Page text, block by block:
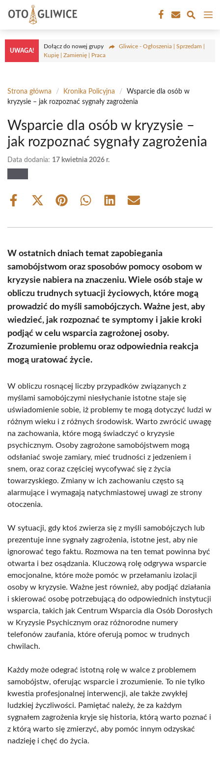
treści
UWAGA!
Dołącz do nowej grupy
Gliwice - Ogłoszenia | Sprzedam |
Kupię | Zamienię | Praca
Strona główna / Kronika Policyjna /
Wsparcie dla osób w
kryzysie – jak rozpoznać sygnały zagrożenia
Wsparcie dla osób w kryzysie –
jak rozpoznać sygnały zagrożenia
Data dodania: 17 kwietnia 2026 r.
Share
Share
(Twitter)
Share Share Share Share
W ostatnich dniach temat zapobiegania
samobójstwom oraz sposobów pomocy osobom w
kryzysie nabiera na znaczeniu. Wiele osób staje w
obliczu trudnych sytuacji życiowych, które mogą
prowadzić do myśli samobójczych. Ważne jest, aby
wiedzieć, jak rozpoznać te symptomy i jakie kroki
podjąć w celu wsparcia zagrożonej osoby.
Zrozumienie problemu oraz odpowiednia reakcja
mogą uratować życie.
W obliczu rosnącej liczby przypadków związanych z
myślami samobójczymi niesłychanie istotne staje się
uświadomienie sobie, iż problemy te mogą dotyczyć ludzi w
różnym wieku i z różnych środowisk. Warto zwrócić uwagę
na zachowania, które mogą świadczyć o kryzysie
psychicznym. Osoby zagrożone samobójstwem mogą
odsłaniać swoje zamiary, mieć trudności z jedzeniem i
snem, oraz coraz częściej wycofywać się z życia
towarzyskiego. Zmiany w ich zachowaniu często są
alarmujące i wymagają natychmiastowej uwagi ze strony
otoczenia.
W sytuacji, gdy ktoś zwierza się z myśli samobójczych lub
prezentuje inne sygnały zagrożenia, istotne jest, aby nie
ignorować tego faktu. Rozmowa na ten temat powinna być
otwarta i bez osądzania. Kluczową rolę odgrywa wsparcie
emocjonalne, które może pomóc w przełamaniu izolacji
osoby w kryzysie. Ważne jest również, aby podjąć działania
i skierować osobę potrzebującą do odpowiednich instytucji
wsparcia, takich jak Centrum Wsparcia dla Osób Dorosłych
w Kryzysie Psychicznym oraz różnorodne numery
telefonów zaufania, które oferują pomoc w trudnych
chwilach.
Każdy może odegrać istotną rolę w walce z problemem
samobójstw, oferując wsparcie i zrozumienie. To nie tylko
kwestia profesjonalnej interwencji, ale także zwykłej
ludzkiej życzliwości. Pamiętać należy, że za każdym
sygnałem zagrożenia kryje się historia, którą warto poznać i
z którą warto się zmierzyć, aby pomóc innym odzyskać
nadzieję i chęć do życia.